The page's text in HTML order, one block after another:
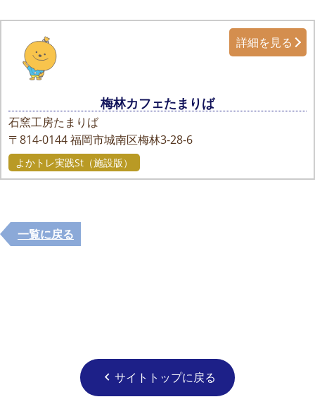
梅林カフェたまりば
石窯工房たまりば
〒814-0144福岡市城南区梅林3-28-6
詳細を見る
よかトレ実践St（施設版）
一覧に戻る
chevron_left サイトトップに戻る